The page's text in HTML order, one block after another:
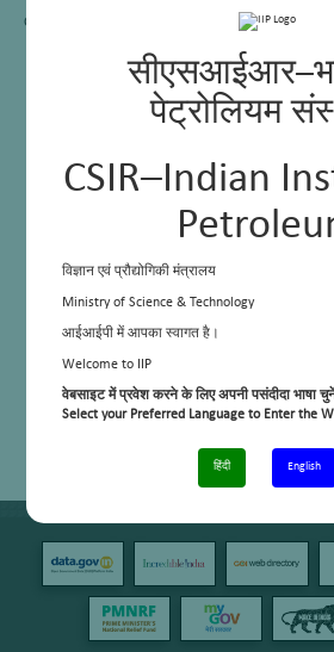
पेट्रोलियम
CSIR–Indian
विज्ञान एवं प्रौद्योगिकी मंत्रालय
Ministry of Science & Technology
आईआईपी में आपका स्वागत है।
Welcome to IIP
वेबसाइट में प्रवेश करने के लिए अपनी पसंदीदा भाषा
Select your Preferred Language to Enter the
हिंदी English
Content not available.